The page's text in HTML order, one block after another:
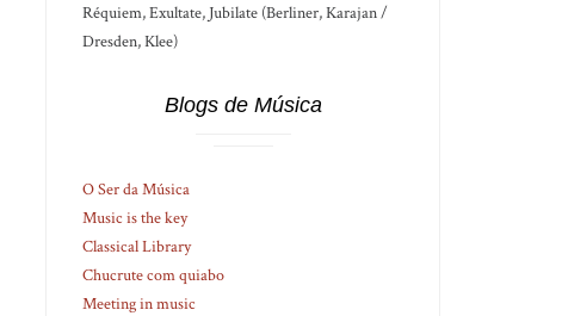
Réquiem, Exultate, Jubilate (Berliner, Karajan /
Dresden, Klee)
Blogs de Música
O Ser da Música
Music is the key
Classical Library
Chucrute com quiabo
Meeting in music